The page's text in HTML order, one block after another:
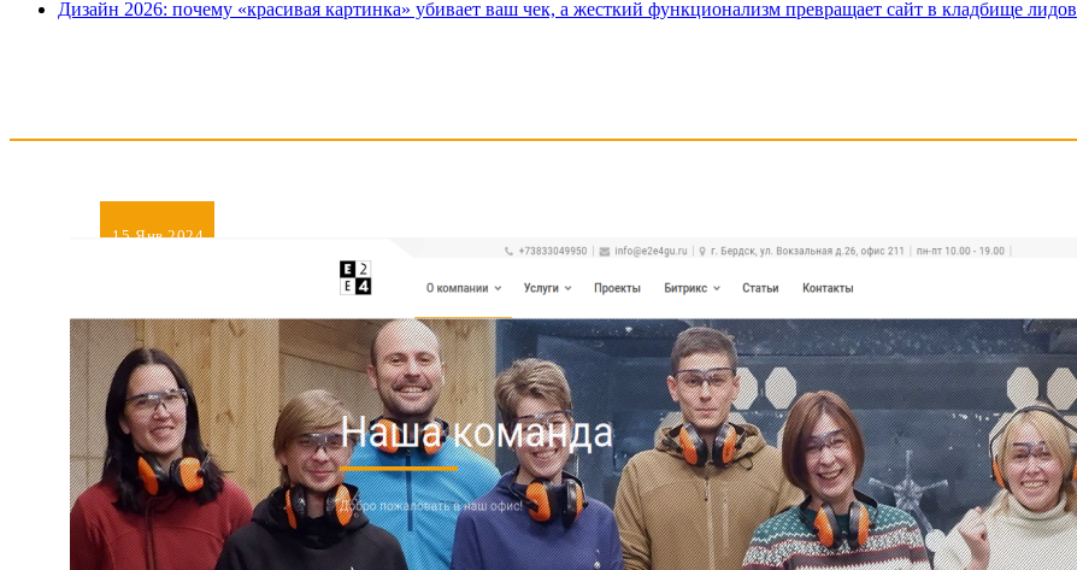
Дизайн 2026: почему «красивая картинка» убивает ваш чек, а жесткий функционализм превращает сайт в кладбище лидов
15 Янв 2024